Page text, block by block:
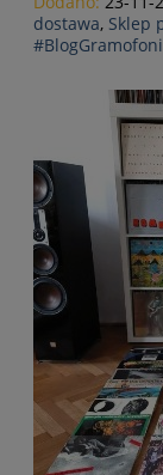
dostawa, Sklep